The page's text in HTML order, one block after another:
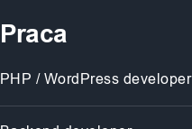
Praca
PHP / WordPress developer